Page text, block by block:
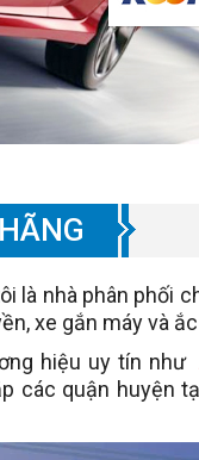
là nhà phân phối
xe gắn máy và
hiệu uy tín như
các quận huyện